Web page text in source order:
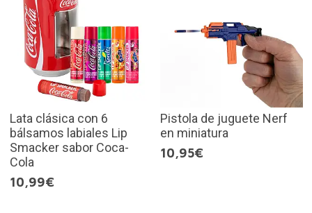
Lata clásica con 6
bálsamos labiales Lip
Smacker sabor Coca-
Cola
10,99€
Pistola de juguete Nerf
en miniatura
10,95€